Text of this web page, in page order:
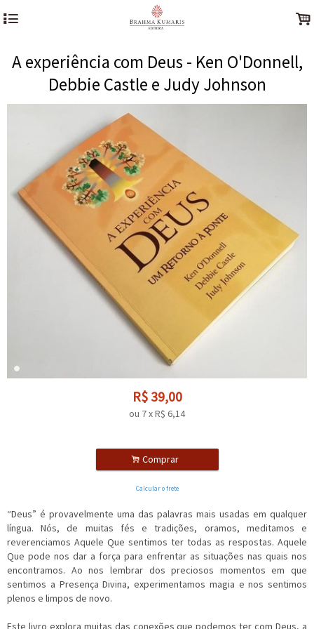
4 .
A experiência com Deus - Ken O'Donnell,
Debbie Castle e Judy Johnson
R$ 39,00
ou 7xR$ 6,14
. Comprar
Calcular o frete
“Deus” é provavelmente uma das palavras mais usadas em qualquer
língua. Nós, de muitas fés e tradições, oramos, meditamos e
reverenciamos Aquele Que sentimos ter todas as respostas. Aquele
Que pode nos dar a força para enfrentar as situações nas quais nos
encontramos. Ao nos lembrar dos preciosos momentos em que
sentimos a Presença Divina, experimentamos magia e nos sentimos
plenos e limpos de novo.
Este livro explora muitas das conexões que podemos ter com Deus, a